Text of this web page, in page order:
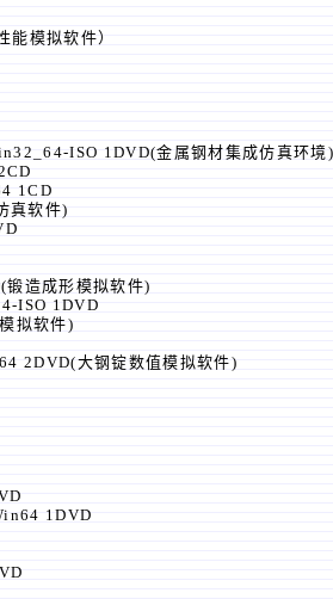
能模拟软件）
ISO 1DVD(金属钢材集成仿真环境)
1CD
真软件)
造成形模拟软件)
ISO 1DVD
拟软件)
2DVD(大钢锭数值模拟软件)
1DVD